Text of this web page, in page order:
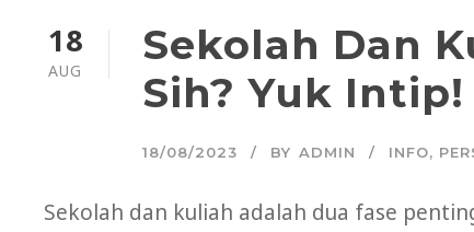
18
AUG
Sekolah Dan
Sih? Yuk Intip!
18/08/2023 BY ADMIN INFO,
Sekolah dan kuliah adalah dua fase